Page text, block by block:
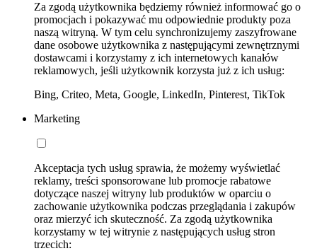
Za zgodą użytkownika będziemy również informować go o
promocjach i pokazywać mu odpowiednie produkty poza
naszą witryną. W tym celu synchronizujemy zaszyfrowane
dane osobowe użytkownika z następującymi zewnętrznymi
dostawcami i korzystamy z ich internetowych kanałów
reklamowych, jeśli użytkownik korzysta już z ich usług:
Bing, Criteo, Meta, Google, LinkedIn, Pinterest, TikTok
Marketing
Akceptacja tych usług sprawia, że możemy wyświetlać
reklamy, treści sponsorowane lub promocje rabatowe
dotyczące naszej witryny lub produktów w oparciu o
zachowanie użytkownika podczas przeglądania i zakupów
oraz mierzyć ich skuteczność. Za zgodą użytkownika
korzystamy w tej witrynie z następujących usług stron
trzecich: